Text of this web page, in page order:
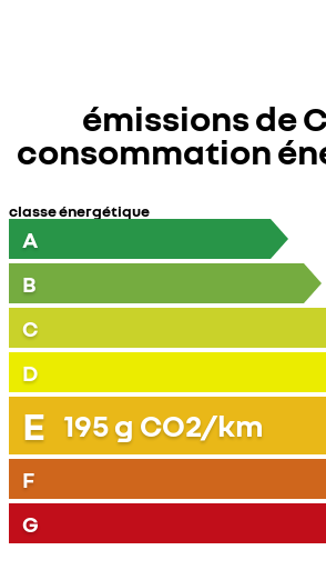
émissions de
consommation
classe énergétique
A
B
C
D
E 195g CO2/km
F
G